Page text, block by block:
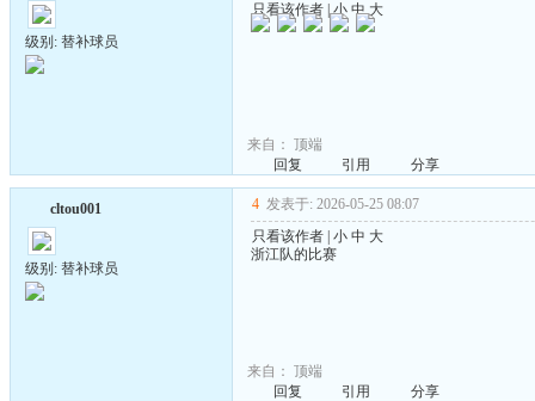
级别: 替补球员
只看该作者 |小 中 大
来自： 顶端
回复
引用 分享
cltou001
级别: 替补球员
4 发表于: 2026-05-25 08:07
只看该作者 小 中 大
浙江队的比赛
来自： 顶端
回复
引用 分享